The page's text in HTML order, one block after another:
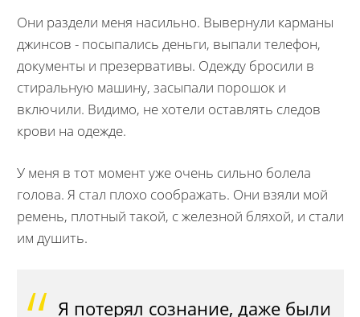
Они раздели меня насильно. Вывернули карманы
джинсов - посыпались деньги, выпали телефон,
документы и презервативы. Одежду бросили в
стиральную машину, засыпали порошок и
включили. Видимо, не хотели оставлять следов
крови на одежде.
У меня в тот момент уже очень сильно болела
голова. Я стал плохо соображать. Они взяли мой
ремень, плотный такой, с железной бляхой, и стали
им душить.
Я потерял сознание, даже были